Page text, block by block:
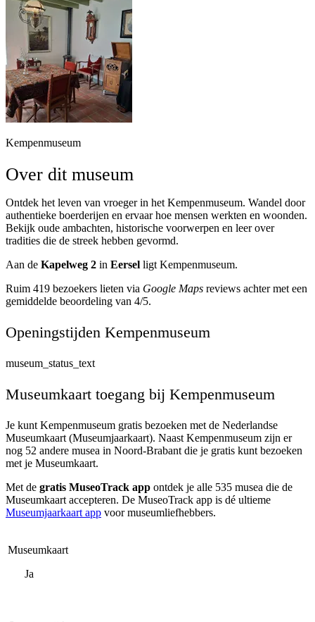
Kempenmuseum
Over dit museum
Ontdek het leven van vroeger in het Kempenmuseum. Wandel door
authentieke boerderijen en ervaar hoe mensen werkten en woonden.
Bekijk oude ambachten, historische voorwerpen en leer over
tradities die de streek hebben gevormd.
Aan de Kapelweg 2 in Eersel ligt Kempenmuseum.
Ruim 419 bezoekers lieten via Google Maps reviews achter met een
gemiddelde beoordeling van 4/5.
Openingstijden Kempenmuseum
museum_status_text
Museumkaart toegang bij Kempenmuseum
Je kunt Kempenmuseum gratis bezoeken met de Nederlandse
Museumkaart (Museumjaarkaart). Naast Kempenmuseum zijn er
nog 52 andere musea in Noord-Brabant die je gratis kunt bezoeken
met je Museumkaart.
Met de gratis MuseoTrack app ontdek je alle 535 musea die de
Museumkaart accepteren. De MuseoTrack app is dé ultieme
Museumjaarkaart app voor museumliefhebbers.
Museumkaart
Ja